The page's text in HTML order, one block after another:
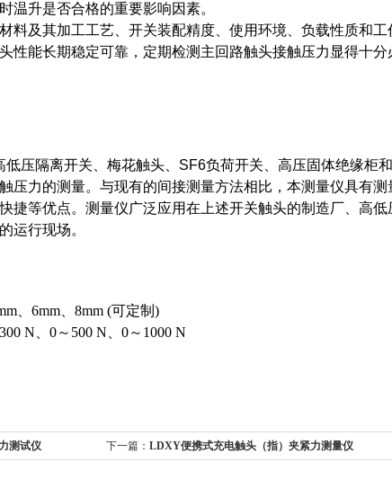
温升是否合格的重要影响因素。
料及其加工工艺、开关装配精度、使用环境、负载性质和工
性能长期稳定可靠，定期检测主回路触头接触压力显得十分
压隔离开关、梅花触头、SF6负荷开关、高压固体绝缘柜
压力的测量。与现有的间接测量方法相比，本测量仪具有
捷等优点。测量仪广泛应用在上述开关触头的制造厂、高低
运行现场。
、6mm、8mm (可定制)
N、0～500 N、0～1000 N
级
测试仪 下一篇： LDXY便携式充电触头（指）夹紧力测量仪